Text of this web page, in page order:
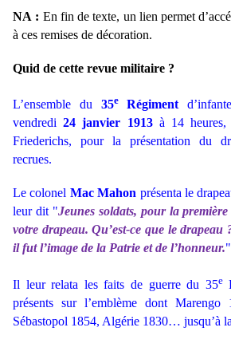
NA : En fin de texte, un lien permet
à ces remises de décoration.
Quid de cette revue militaire ?
L’ensemble du 35eRégiment
vendredi24 janvier 1913à 14 heures,
Friederichs, pour la présentation du
recrues.
Le colonel Mac Mahon présenta le
leur dit "Jeunes soldats, pour la
votre drapeau. Qu’est-ce que le drapeau
il fut l’image de la Patrie et de l’honneur."
Il leur relata les faits de guerre du 35e
présents sur l’emblème dont Marengo
Sébastopol 1854, Algérie 1830… jusqu’à